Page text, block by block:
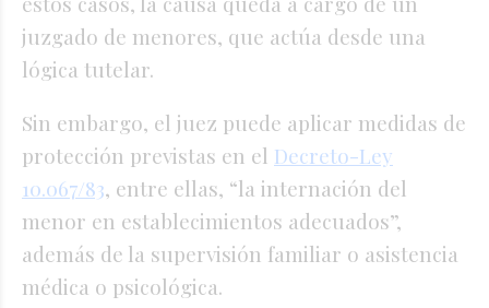
juzgado de menores, que actúa desde una
lógica tutelar.
Sin embargo, el juez puede aplicar medidas de
protección previstas en el Decreto-Ley
10.067/83, entre ellas, “la internación del
menor en establecimientos adecuados”,
además de la supervisión familiar o asistencia
médica o psicológica.